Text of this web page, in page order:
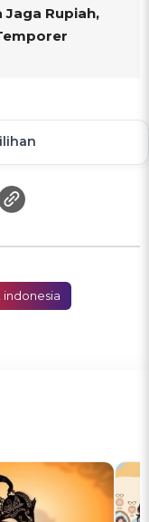
Jaga Rupiah,
indonesia